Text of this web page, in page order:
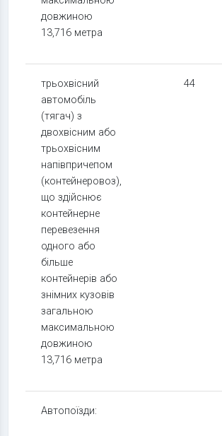
довжиною
13,716 метра
трьохвісний
автомобіль
(тягач) з
двохвісним або
трьохвісним
напівпричепом
(контейнеровоз),
що здійснює
контейнерне
перевезення
одного або
більше
контейнерів або
знімних кузовів
загальною
максимальною
довжиною
13,716 метра
44
Автопоїзди: